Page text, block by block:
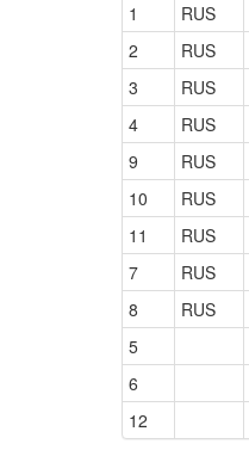
1
RUS
2
RUS
3
RUS
4
RUS
9
RUS
10
RUS
11
RUS
7
RUS
8
RUS
5
6
12